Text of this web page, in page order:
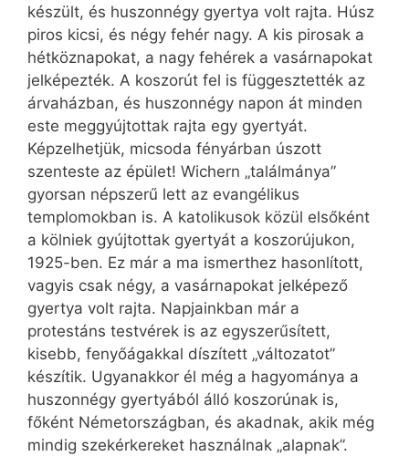
készült, és huszonnégy gyertya volt rajta. Húsz
piros kicsi, és négy fehér nagy. A kis pirosak a
hétköznapokat, a nagy fehérek a vasárnapokat
jelképezték. A koszorút fel is függesztették az
árvaházban, és huszonnégy napon át minden
este meggyújtottak rajta egy gyertyát.
Képzelhetjük, micsoda fényárban úszott
szenteste az épület! Wichern „találmánya”
gyorsan népszerű lett az evangélikus
templomokban is. A katolikusok közül elsőként
a kölniek gyújtottak gyertyát a koszorújukon,
1925-ben. Ez már a ma ismerthez hasonlított,
vagyis csak négy, a vasárnapokat jelképező
gyertya volt rajta. Napjainkban már a
protestáns testvérek is az egyszerűsített,
kisebb, fenyőágakkal díszített „változatot”
készítik. Ugyanakkor él még a hagyománya a
huszonnégy gyertyából álló koszorúnak is,
főként Németországban, és akadnak, akik még
mindig szekérkereket használnak „alapnak”.